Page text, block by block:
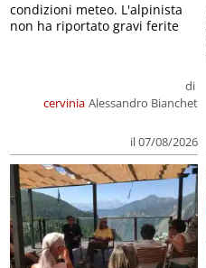
cervinia
di
Alessandro Bianchet
il 07/08/2026
condizioni meteo. L'alpinista
non ha riportato gravi ferite